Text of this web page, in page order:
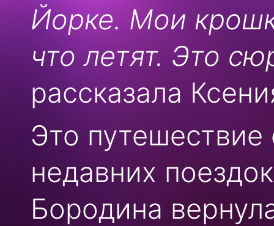
Йорке. Мои
что летят. Это
рассказала
Это
недавних
Бородина